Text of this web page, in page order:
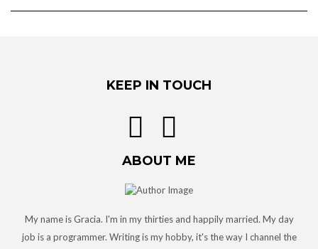
KEEP IN TOUCH
ABOUT ME
My name is Gracia. I'm in my thirties and happily married. My day
job is a programmer. Writing is my hobby, it's the way I channel the